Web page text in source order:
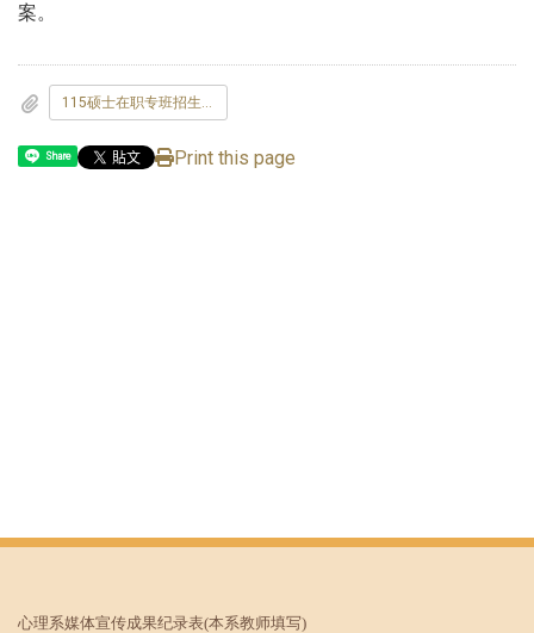
案。
115硕士在职专班招生面试时间表-心理学系-1150421-公告版.pdf
Share Print this page
心理系媒体宣传成果纪录表(本系教师填写)